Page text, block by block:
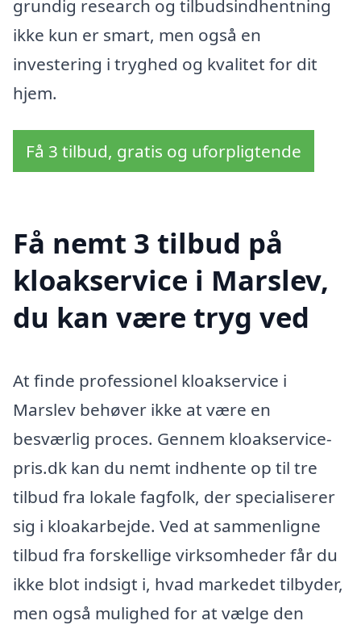
grundig research og tilbudsindhentning
ikke kun er smart, men også en
investering i tryghed og kvalitet for dit
hjem.
Få 3 tilbud, gratis og uforpligtende
Få nemt 3 tilbud på
kloakservice i Marslev,
du kan være tryg ved
At finde professionel kloakservice i
Marslev behøver ikke at være en
besværlig proces. Gennem kloakservice-
pris.dk kan du nemt indhente op til tre
tilbud fra lokale fagfolk, der specialiserer
sig i kloakarbejde. Ved at sammenligne
tilbud fra forskellige virksomheder får du
ikke blot indsigt i, hvad markedet tilbyder,
men også mulighed for at vælge den